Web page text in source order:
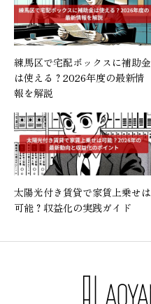
練馬区で宅配ボックスに補助金
は使える？2026年度の最新情
報を解説
太陽光付き賃貸で家賃上乗せは
可能？収益化の実践ガイド